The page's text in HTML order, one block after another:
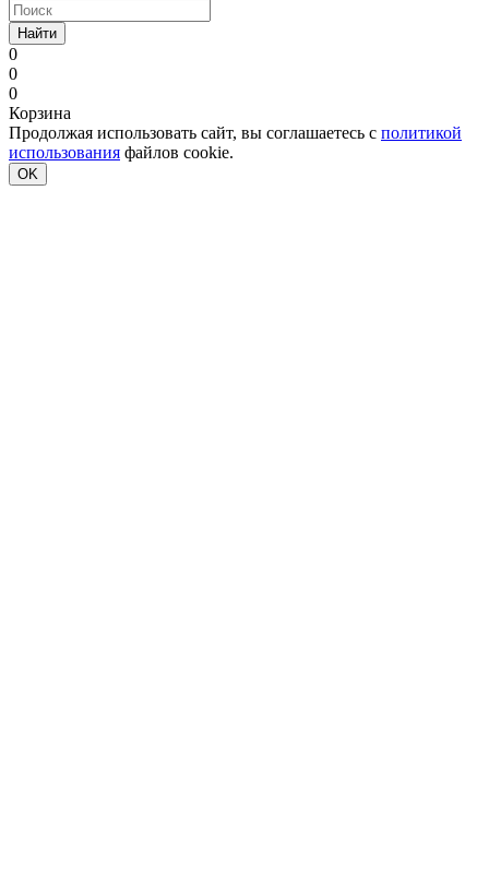
Найти
0
0
0
Корзина
Продолжая использовать сайт, вы соглашаетесь с политикой
использования файлов cookie.
OK